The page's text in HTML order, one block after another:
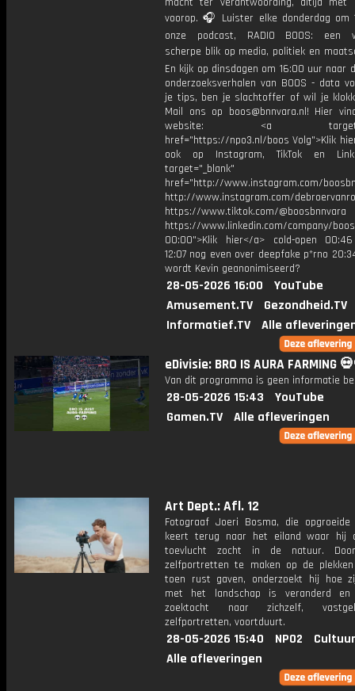
voorop. 🎧 Luister elke donderdag om
onze podcast, RADIO BOOS: een
scherpe blik op media, politiek en
En kijk op dinsdagen om 16:00 uur naar
onderzoeksverhalen van BOOS - data
je tips, ben je slachtoffer of wil je
Mail ons op boos@bnnvara.nl! Hier
website: <a
href="https://npo3.nl/boos Volg">Klik
ook op Instagram, TikTok en
target="_blank"
href="http://www.instagram.com/
http://www.instagram.com/
https://www.tiktok.com/@boosbnnvara
https://www.linkedin.com/company/
00:00">Klik hier</a> cold-open
12:07 nog even over deepfake p*rno
wordt Kevin geanonimiseerd?
28-05-2026 16:00
YouTube
Amusement.TV
Gezondheid.TV
Informatief.TV
Alle
eDivisie: BRO IS AURA FARMING
Van dit programma is geen informatie
28-05-2026 15:43
YouTube
Gamen.TV
Alle afleveringen
Art Dept.: Afl. 12
Fotograaf Joeri Bosma, die opgroeide
keert terug naar het eiland waar hij
toevlucht zocht in de natuur.
zelfportretten te maken op de
toen rust gaven, onderzoekt hij hoe
met het landschap is veranderd
zoektocht naar zichzelf,
zelfportretten, voortduurt.
28-05-2026 15:40 NPO2
Alle afleveringen